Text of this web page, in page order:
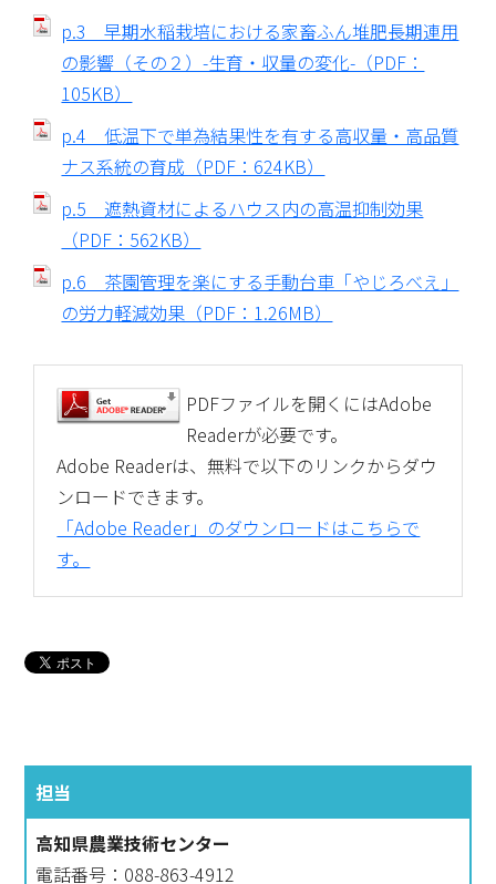
p.3 早期水稲栽培における家畜ふん堆肥長期連用
の影響（その２）-生育・収量の変化-（PDF：
105KB）
p.4 低温下で単為結果性を有する高収量・高品質
ナス系統の育成（PDF：624KB）
p.5 遮熱資材によるハウス内の高温抑制効果
（PDF：562KB）
p.6 茶園管理を楽にする手動台車「やじろべえ」
の労力軽減効果（PDF：1.26MB）
PDFファイルを開くにはAdobe
Readerが必要です。
Adobe Readerは、無料で以下のリンクからダウ
ンロードできます。
「Adobe Reader」のダウンロードはこちらで
す。
担当
高知県農業技術センター
電話番号：088-863-4912